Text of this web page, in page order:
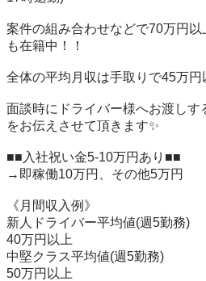
案件の組み合わせなどで70万円
も在籍中！！
全体の平均月収は手取りで45万円
面談時にドライバー様へお渡しす
をお伝えさせて頂きます✨
■■入社祝い金5-10万円あり■■
→即稼働10万円、その他5万円
《月間収入例》
新人ドライバー平均値(週5勤務)
40万円以上
中堅クラス平均値(週5勤務)
50万円以上